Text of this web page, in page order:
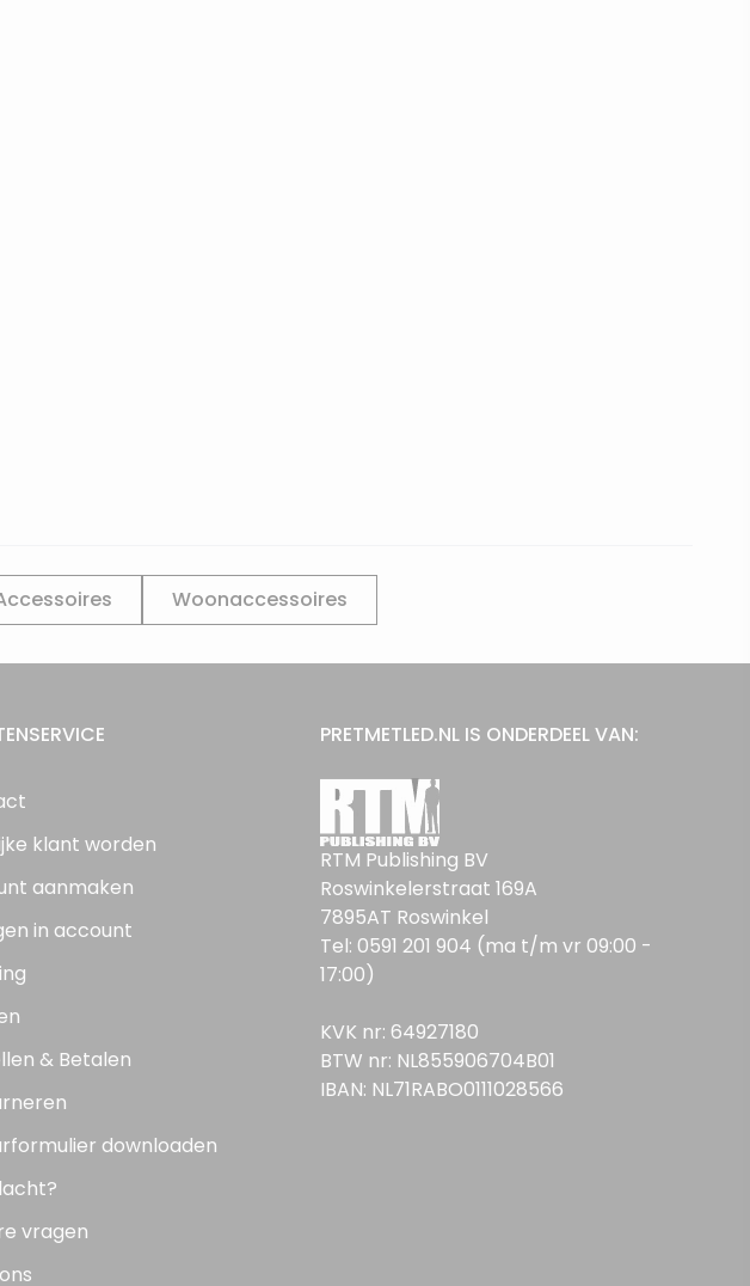
Woonaccessoires
klant worden
aanmaken
in account
& Betalen
downloaden
vragen
PRETMETLED.NL IS ONDERDEEL VAN:
RTM Publishing BV
Roswinkelerstraat 169A
7895AT Roswinkel
Tel: 0591 201 904 (ma t/m vr 09:00 -
17:00)
KVK nr: 64927180
BTW nr: NL855906704B01
IBAN: NL71RABO0111028566